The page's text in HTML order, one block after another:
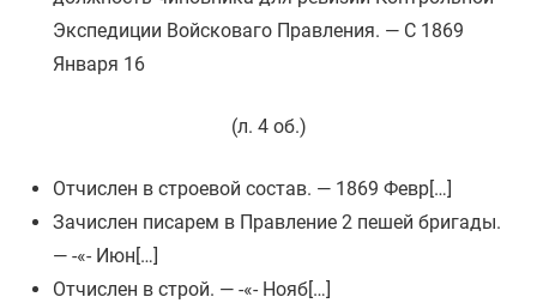
Экспедиции Войсковаго Правления. — C 1869
Января 16
(л. 4 об.)
Отчислен в строевой состав. — 1869 Февр[…]
Зачислен писарем в Правление 2 пешей бригады.
— -«- Июн[…]
Отчислен в строй. — -«- Нояб[…]